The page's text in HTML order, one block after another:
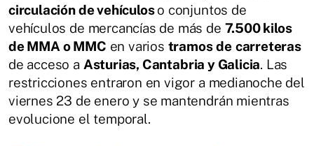
circulación de vehículoso conjuntos de
vehículos de mercancías de más de 7.500 kilos
de MMA o MMC en varios tramos de carreteras
de acceso a Asturias, Cantabria y Galicia. Las
restricciones entraron en vigor a medianoche del
viernes 23 de enero y se mantendrán mientras
evolucione el temporal.